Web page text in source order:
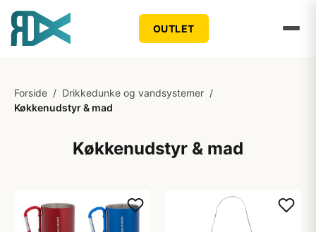
OUTLET
Forside / Drikkedunke og vandsystemer /
Køkkenudstyr & mad
Køkkenudstyr & mad